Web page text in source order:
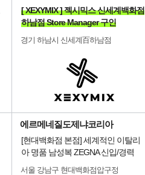
[ XEXYMIX ] 젝시믹스 신세계백화점
하남점 Store Manager 구인
경기 하남시 신세계百하남점
에르메네질도제냐코리아
[현대백화점 본점] 세계적인 이탈리
아 명품 남성복 ZEGNA 신입/경력
서울 강남구 현대백화점압구정